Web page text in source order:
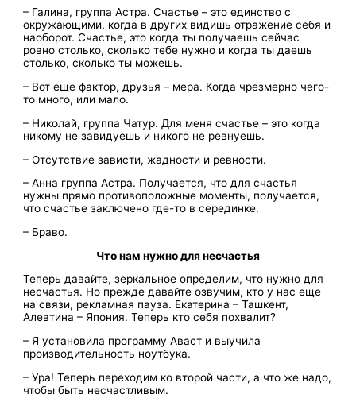
– Галина, группа Астра. Счастье – это единство с
окружающими, когда в других видишь отражение себя и
наоборот. Счастье, это когда ты получаешь сейчас
ровно столько, сколько тебе нужно и когда ты даешь
столько, сколько ты можешь.
– Вот еще фактор, друзья – мера. Когда чрезмерно чего-
то много, или мало.
– Николай, группа Чатур. Для меня счастье – это когда
никому не завидуешь и никого не ревнуешь.
– Отсутствие зависти, жадности и ревности.
– Анна группа Астра. Получается, что для счастья
нужны прямо противоположные моменты, получается,
что счастье заключено где-то в серединке.
– Браво.
Что нам нужно для несчастья
Теперь давайте, зеркальное определим, что нужно для
несчастья. Но прежде давайте озвучим, кто у нас еще
на связи, рекламная пауза. Екатерина – Ташкент,
Алевтина – Япония. Теперь кто себя похвалит?
– Я установила программу Аваст и выучила
производительность ноутбука.
– Ура! Теперь переходим ко второй части, а что же надо,
чтобы быть несчастливым.